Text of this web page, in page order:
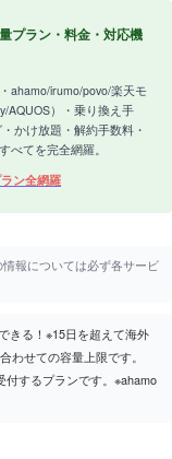
プラン・料金・対応機
ahamo/irumo/povo/楽天モ
AQUOS）・乗り換え手
かけ放題・解約手数料・
べてを完全網羅。
ン全網羅
報については必ず各サービ
きる！※15日を超えて海外
わせての容量上限です。
付するプランです。※ahamo